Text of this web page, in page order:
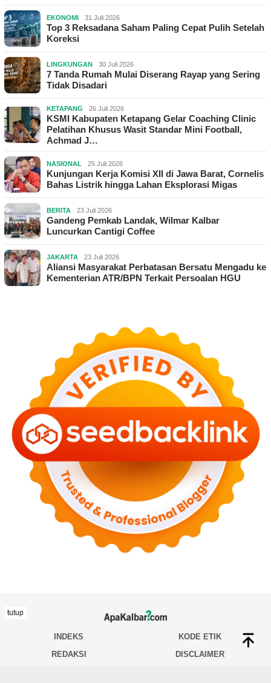
EKONOMI 31 Juli 2026
Top 3 Reksadana Saham Paling Cepat Pulih Setelah
Koreksi
LINGKUNGAN 30 Juli 2026
7 Tanda Rumah Mulai Diserang Rayap yang Sering
Tidak Disadari
KETAPANG 26 Juli 2026
KSMI Kabupaten Ketapang Gelar Coaching Clinic
Pelatihan Khusus Wasit Standar Mini Football,
Achmad J…
NASIONAL 25 Juli 2026
Kunjungan Kerja Komisi XII di Jawa Barat, Cornelis
Bahas Listrik hingga Lahan Eksplorasi Migas
BERITA 23 Juli 2026
Gandeng Pemkab Landak, Wilmar Kalbar
Luncurkan Cantigi Coffee
JAKARTA 23 Juli 2026
Aliansi Masyarakat Perbatasan Bersatu Mengadu ke
Kementerian ATR/BPN Terkait Persoalan HGU
INDEKS
KODE ETIK
REDAKSI
DISCLAIMER
tutup